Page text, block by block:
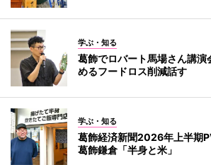
学ぶ・知る
葛飾でロバート馬場さん講
めるフードロス削減話す
学ぶ・知る
葛飾経済新聞2026年上半期
葛飾鎌倉「半身と米」